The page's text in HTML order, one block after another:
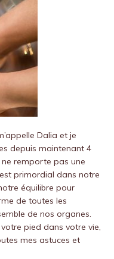
Dalia et je
depuis maintenant 4
remporte pas une
primordial dans notre
équilibre pour
de toutes les
de nos organes.
pied dans votre vie,
mes astuces et